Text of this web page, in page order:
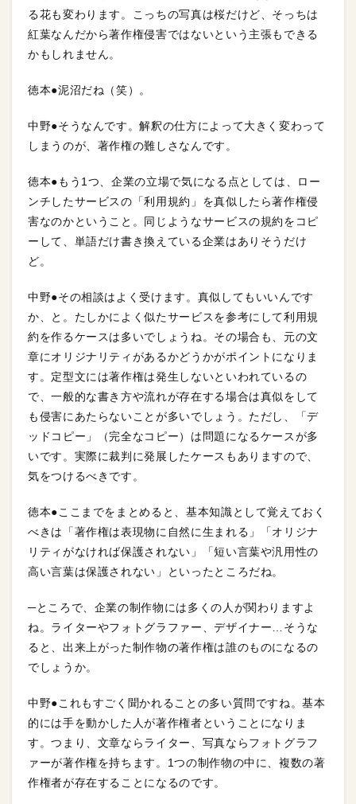
る花も変わります。こっちの写真は桜だけど、そっちは
紅葉なんだから著作権侵害ではないという主張もできる
かもしれません。
徳本●泥沼だね（笑）。
中野●そうなんです。解釈の仕方によって大きく変わって
しまうのが、著作権の難しさなんです。
徳本●もう1つ、企業の立場で気になる点としては、ロー
ンチしたサービスの「利用規約」を真似したら著作権侵
害なのかということ。同じようなサービスの規約をコピ
ーして、単語だけ書き換えている企業はありそうだけ
ど。
中野●その相談はよく受けます。真似してもいいんです
か、と。たしかによく似たサービスを参考にして利用規
約を作るケースは多いでしょうね。その場合も、元の文
章にオリジナリティがあるかどうかがポイントになりま
す。定型文には著作権は発生しないといわれているの
で、一般的な書き方や流れが存在する場合は真似をして
も侵害にあたらないことが多いでしょう。ただし、「デ
ッドコピー」（完全なコピー）は問題になるケースが多
いです。実際に裁判に発展したケースもありますので、
気をつけるべきです。
徳本●ここまでをまとめると、基本知識として覚えておく
べきは「著作権は表現物に自然に生まれる」「オリジナ
リティがなければ保護されない」「短い言葉や汎用性の
高い言葉は保護されない」といったところだね。
─ところで、企業の制作物には多くの人が関わりますよ
ね。ライターやフォトグラファー、デザイナー…そうな
ると、出来上がった制作物の著作権は誰のものになるの
でしょうか。
中野●これもすごく聞かれることの多い質問ですね。基本
的には手を動かした人が著作権者ということになりま
す。つまり、文章ならライター、写真ならフォトグラフ
ァーが著作権を持ちます。1つの制作物の中に、複数の著
作権者が存在することになるのです。